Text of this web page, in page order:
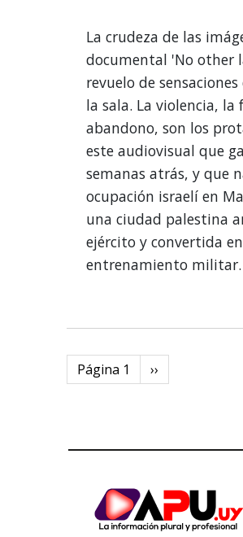
La crudeza de las
documental 'No other
revuelo de
la sala. La violencia,
abandono, son los
este audiovisual que
semanas atrás, y que
ocupación israelí en
una ciudad palestina
ejército y convertida
entrenamiento militar.
Paginación
Página 1
Next
page
››